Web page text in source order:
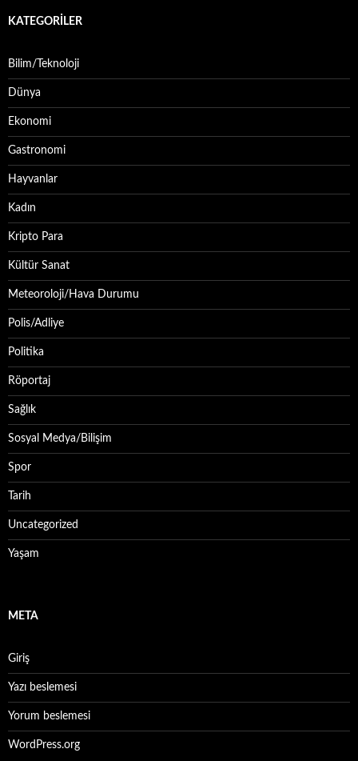
KATEGORILER
Bilim/Teknoloji
Dünya
Ekonomi
Gastronomi
Hayvanlar
Kadın
Kripto Para
Kültür Sanat
Meteoroloji/Hava Durumu
Polis/Adliye
Politika
Röportaj
Sağlık
Sosyal Medya/Bilişim
Spor
Tarih
Uncategorized
Yaşam
META
Giriş
Yazı beslemesi
Yorum beslemesi
WordPress.org